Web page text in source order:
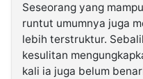
Seseorang yang
runtut umumnya juga
lebih terstruktur.
kesulitan
kali ia juga belum